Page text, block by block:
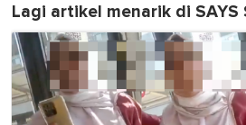
Lagi artikel menarik di SAYS